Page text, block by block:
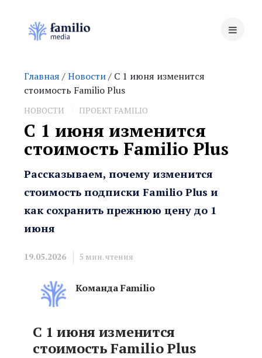
Главная /Новости/ С 1 июня изменится
стоимость Familio Plus
НОВОСТИ ПРОЕКТ FAMILIO
С 1 июня изменится
стоимость Familio Plus
Рассказываем, почему изменится
стоимость подписки Familio Plus и
как сохранить прежнюю цену до 1
июня
19.05.2026 5 мин. чтения
Команда Familio
С 1 июня изменится стоимость
С 1 июня изменится
стоимость Familio Plus